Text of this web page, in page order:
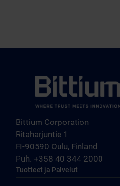
Bittium Corporation
Ritaharjuntie 1
FI-90590 Oulu, Finland
Puh. +358 40 344 2000
Tuotteet ja Palvelut